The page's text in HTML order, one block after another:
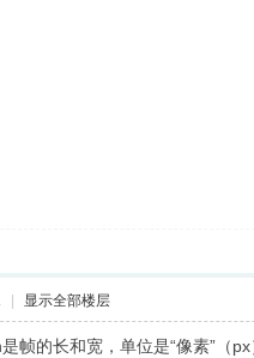
显示全部楼层
帧的长和宽，单位是“像素”（